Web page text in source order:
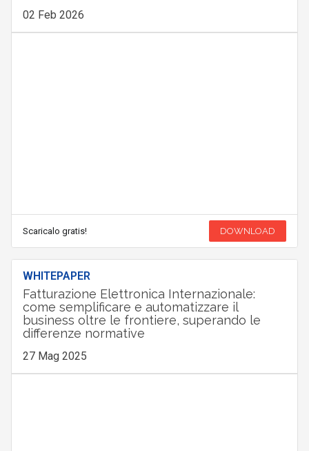
02 Feb 2026
Scaricalo gratis! DOWNLOAD
WHITEPAPER
Fatturazione Elettronica Internazionale:
come semplificare e automatizzare il
business oltre le frontiere, superando le
differenze normative
27 Mag 2025